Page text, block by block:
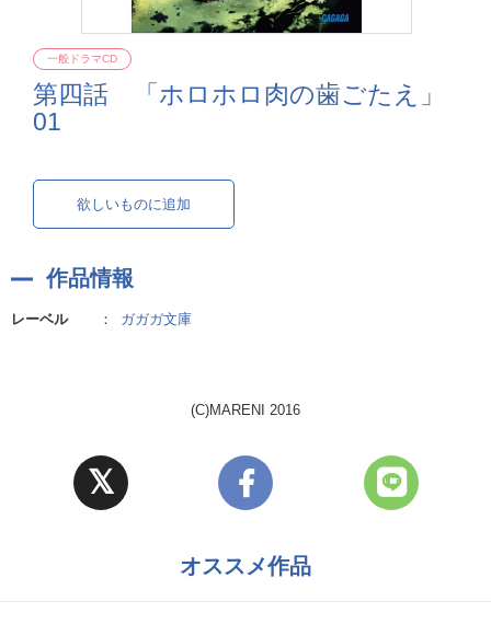
第四話 「ホロホロ肉の歯ごたえ」
01
一般ドラマCD
欲しいものに追加
作品情報
レーベル ： ガガガ文庫
(C)MARENI 2016
オススメ作品